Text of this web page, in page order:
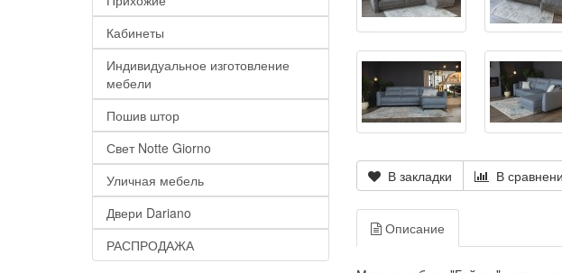
Кабинеты
Индивидуальное изготовление
мебели
Пошив штор
Свет Notte Giorno
Уличная мебель
Двери Dariano
РАСПРОДАЖА
В закладки В
Описание